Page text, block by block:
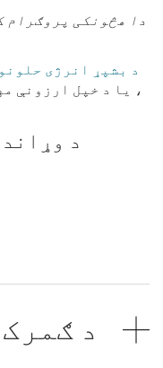
د بشپړ انرژی
، یا د خپل ارزونې
د
د